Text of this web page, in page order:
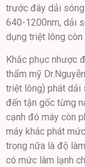
trước đây dải
640-1200nm, dải
dụng triệt lông còn
Khắc phục nhược
thẩm mỹ
triệt lông) phát dải
đến tận gốc từng
cạnh đó máy còn
máy khác phát
trọng nữa là độ
có mức làm lạnh